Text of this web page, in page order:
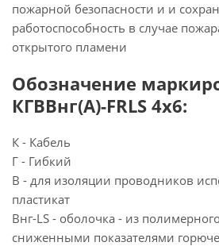
пожарной безопасности и и
работоспособность в случае
открытого пламени
Обозначение
КГВВнг(А)-FRLS 4х6:
К - Кабель
Г - Гибкий
В - для изоляции проводников
пластикат
Внг-LS - оболочка - из
сниженными показателями